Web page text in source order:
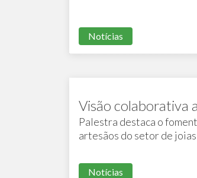
Notícias
Visão colaborativa
Palestra destaca o
artesãos do setor de joias
Notícias